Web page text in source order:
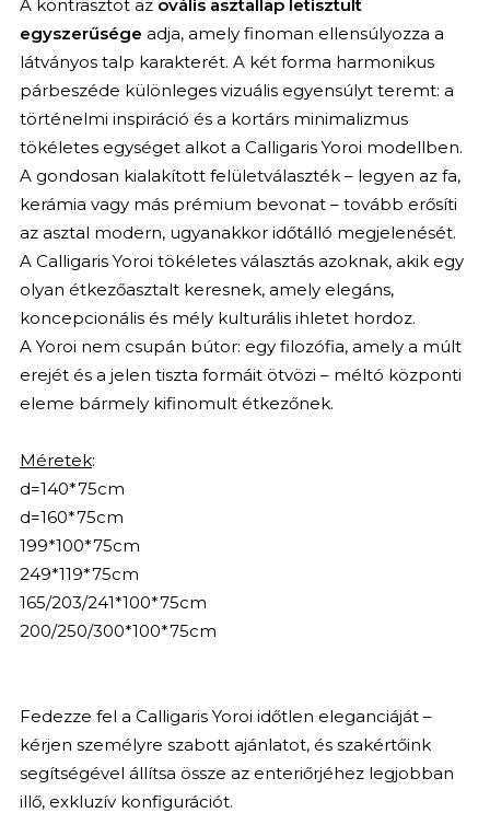
A kontrasztot az ovális asztallap letisztult
egyszerűsége adja, amely finoman ellensúlyozza a
látványos talp karakterét. A két forma harmonikus
párbeszéde különleges vizuális egyensúlyt teremt: a
történelmi inspiráció és a kortárs minimalizmus
tökéletes egységet alkot a Calligaris Yoroi modellben.
A gondosan kialakított felületválaszték – legyen az fa,
kerámia vagy más prémium bevonat – tovább erősíti
az asztal modern, ugyanakkor időtálló megjelenését.
A Calligaris Yoroi tökéletes választás azoknak, akik egy
olyan étkezőasztalt keresnek, amely elegáns,
koncepcionális és mély kulturális ihletet hordoz.
A Yoroi nem csupán bútor: egy filozófia, amely a múlt
erejét és a jelen tiszta formáit ötvözi – méltó központi
eleme bármely kifinomult étkezőnek.
Méretek:
d=140*75cm
d=160*75cm
199*100*75cm
249*119*75cm
165/203/241*100*75cm
200/250/300*100*75cm
Fedezze fel a Calligaris Yoroi időtlen eleganciáját –
kérjen személyre szabott ajánlatot, és szakértőink
segítségével állítsa össze az enteriőrjéhez legjobban
illő, exkluzív konfigurációt.